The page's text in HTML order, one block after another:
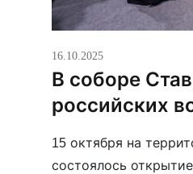
16.10.2025
В соборе
российских
15 октября на
состоялось